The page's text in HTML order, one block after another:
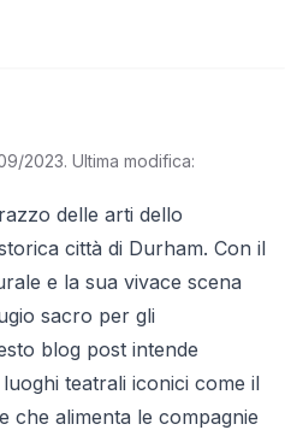
2023. Ultima modifica:
delle arti dello
città di Durham. Con il
e la sua vivace scena
sacro per gli
blog post intende
teatrali iconici come il
che alimenta le compagnie